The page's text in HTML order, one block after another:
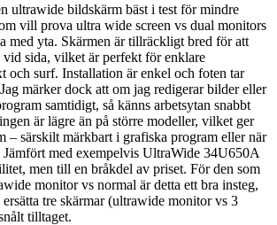
ultrawide bildskärm bäst i test för mindre
vill prova ultra wide screen vs dual monitors
med yta. Skärmen är tillräckligt bred för att
vid sida, vilket är perfekt för enklare
och surf. Installation är enkel och foten tar
märker dock att om jag redigerar bilder eller
samtidigt, så känns arbetsytan snabbt
är lägre än på större modeller, vilket ger
– särskilt märkbart i grafiska program eller när
Jämfört med exempelvis UltraWide 34U650A
men till en bråkdel av priset. För den som
monitor vs normal är detta ett bra insteg,
tre skärmar (ultrawide monitor vs 3
tilltaget.